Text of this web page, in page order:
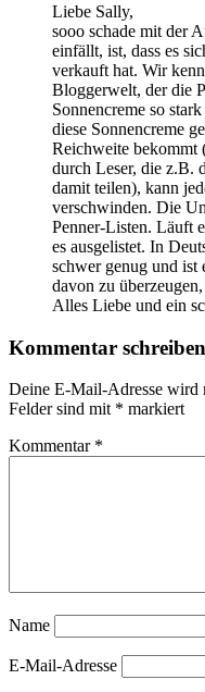
Liebe Sally,
sooo schade mit der
einfällt, ist, dass es
verkauft hat. Wir
Bloggerwelt, der die
Sonnencreme so
diese Sonnencreme
Reichweite bekommt
durch Leser, die z.B.
damit teilen), kann
verschwinden. Die
Penner-Listen. Läuft
es ausgelistet. In
schwer genug und ist
davon zu
Alles Liebe und ein
Kommentar schreiben
Deine E-Mail-Adresse wird
Felder sind mit * markiert
Kommentar *
Name
E-Mail-Adresse